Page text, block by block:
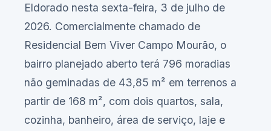
Eldorado nesta sexta-feira, 3 de julho de
2026. Comercialmente chamado de
Residencial Bem Viver Campo Mourão, o
bairro planejado aberto terá 796 moradias
não geminadas de 43,85 m² em terrenos a
partir de 168 m², com dois quartos, sala,
cozinha, banheiro, área de serviço, laje e